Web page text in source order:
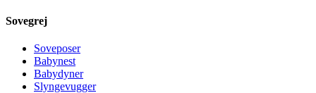
Sovegrej
Soveposer
Babynest
Babydyner
Slyngevugger